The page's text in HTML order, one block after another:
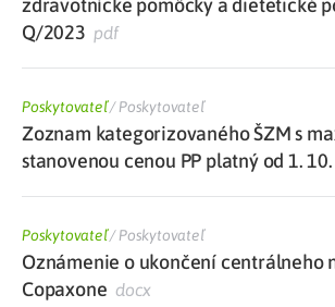
zdravotnícke pomôcky a dietetické
Q/2023 pdf
Poskytovateľ/Poskytovateľ
Zoznam kategorizovaného ŠZM s
stanovenou cenou PP platný od 1.
Poskytovateľ/Poskytovateľ
Oznámenie o ukončení centrálneho
Copaxone docx